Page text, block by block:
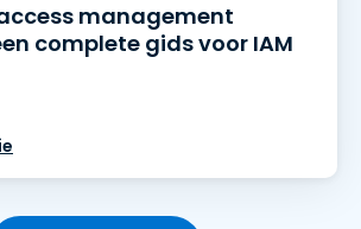
management
complete gids voor IAM